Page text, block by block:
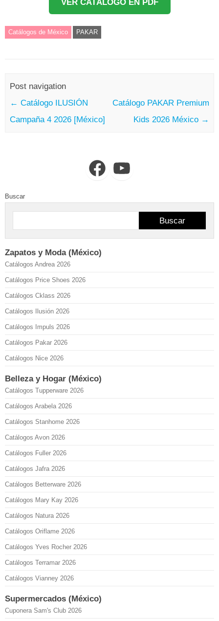
VER CATÁLOGO EN PDF
Catálogos de México PAKAR
Post navigation
← Catálogo ILUSIÓN
Campaña 4 2026 [México]
Catálogo PAKAR Premium
Kids 2026 México →
FacebookYouTube
Buscar
Buscar
Zapatos y Moda (México)
Catálogos Andrea 2026
Catálogos Price Shoes 2026
Catálogos Cklass 2026
Catálogos Ilusión 2026
Catálogos Impuls 2026
Catálogos Pakar 2026
Catálogos Nice 2026
Belleza y Hogar (México)
Catálogos Tupperware 2026
Catálogos Arabela 2026
Catálogos Stanhome 2026
Catálogos Avon 2026
Catálogos Fuller 2026
Catálogos Jafra 2026
Catálogos Betterware 2026
Catálogos Mary Kay 2026
Catálogos Natura 2026
Catálogos Oriflame 2026
Catálogos Yves Rocher 2026
Catálogos Terramar 2026
Catálogos Vianney 2026
Supermercados (México)
Cuponera Sam's Club 2026